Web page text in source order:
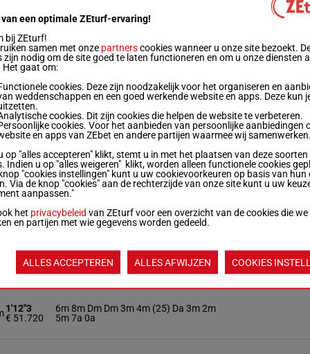
1'14"5
€ 35.865
2m Dm 1m Da Da (25) Da Da Dm Da 3m
Da 3a
1'15"4
€ 36.815
5a 0a (25) Dm 3m 2m 2m 4m Da Da Tm
Da Da
1'14"9
€ 45.230
8a 5a 6m 5m 6m (25) Dm 2m 2m 4m 6m
4m 4m
€ 47.025
3m Da
1'14"5
€ 50.015
8a 3a 9a 8a 2a 7a (25) 0a 6m 0a 6a 0m
0a
1'12"3
€ 51.720
6m 8m Dm Dm 3m 4m (25) Da 3m 2m
5m 7a 0a
een optimale ZEturf-ervaring!
bij ZEturf!
samen met onze partnerscookies wanneer u onze site bezoekt.
zijn nodig om de site goed te laten functioneren en om u onze diensten
Het gaat om:
cookies. Deze zijn noodzakelijk voor het organiseren en
weddenschappen en een goed werkende website en apps. Deze kun
cookies. Dit zijn cookies die helpen de website te verbeteren.
cookies. Voor het aanbieden van persoonlijke aanbiedingen
en apps van ZEbet en andere partijen waarmee wij samenwerken.
op "alles accepteren" klikt, stemt u in met het plaatsen van deze soorten
Indien u op "alles weigeren" klikt, worden alleen functionele cookies
"cookies instellingen" kunt u uw cookievoorkeuren op basis van hun
Via de knop "cookies" aan de rechterzijde van onze site kunt u uw
aanpassen."
het privacybeleid van ZEturf voor een overzicht van de cookies die we
en partijen met wie gegevens worden gedeeld.
ALLES ACCEPTEREN ALLES AFWIJZEN COOKIES